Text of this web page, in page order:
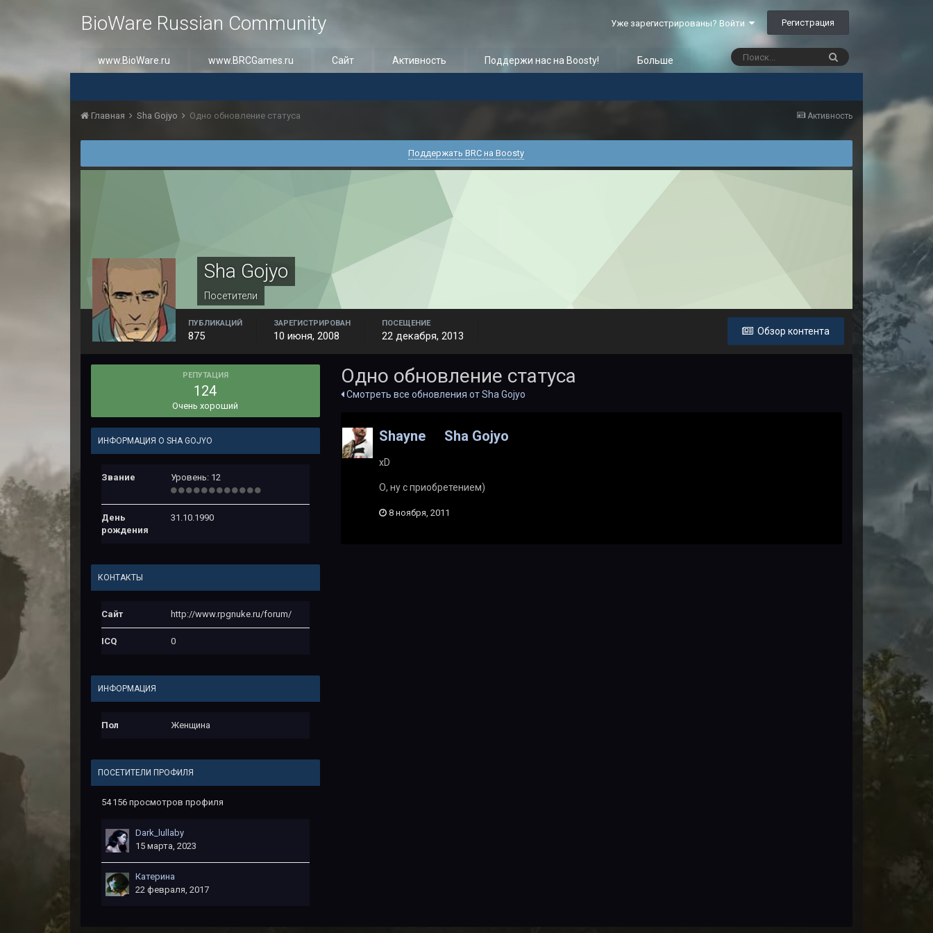
BioWare Russian Community Уже зарегистрированы? Войти Регистрация
www.BioWare.ru www.BRCGames.ru Сайт Активность Поддержи нас на Boosty! Больше
Активность
Главная Sha Gojyo Одно обновление статуса
Поддержать BRC на Boosty
Sha Gojyo
Посетители
Обзор контента
ПУБЛИКАЦИЙ
875
ЗАРЕГИСТРИРОВАН
10 июня, 2008
ПОСЕЩЕНИЕ
22 декабря, 2013
РЕПУТАЦИЯ
124
Очень хороший
ИНФОРМАЦИЯ О SHA GOJYO
Звание Уровень: 12
День
рождения
31.10.1990
КОНТАКТЫ
Сайт http://www.rpgnuke.ru/forum/
ICQ 0
ИНФОРМАЦИЯ
Пол Женщина
ПОСЕТИТЕЛИ ПРОФИЛЯ
54 156 просмотров профиля
Dark_lullaby
15 марта, 2023
Катерина
22 февраля, 2017
Одно обновление статуса
Смотреть все обновления от Sha Gojyo
Shayne Sha Gojyo
xD
О, ну с приобретением)
8 ноября, 2011